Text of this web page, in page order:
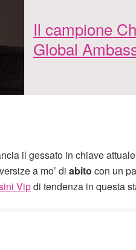
Il campione
Global
il gessato in chiave
a mo’ di abito con un
Vipdi tendenza in questa